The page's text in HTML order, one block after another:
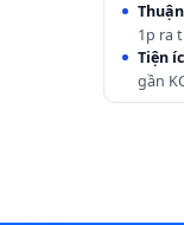
1p ra
Tiện
gần